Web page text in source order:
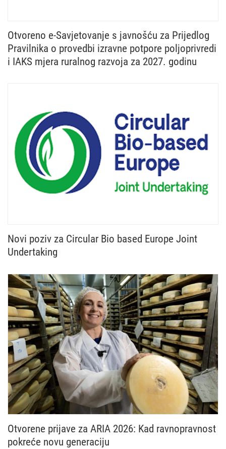
Otvoreno e-Savjetovanje s javnošću za Prijedlog
Pravilnika o provedbi izravne potpore poljoprivredi
i IAKS mjera ruralnog razvoja za 2027. godinu
Novi poziv za Circular Bio based Europe Joint
Undertaking
Otvorene prijave za ARIA 2026: Kad ravnopravnost
pokreće novu generaciju